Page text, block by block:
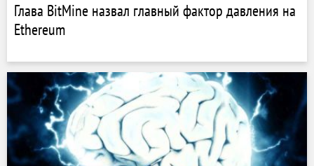
Глава BitMine назвал главный фактор давления на
Ethereum